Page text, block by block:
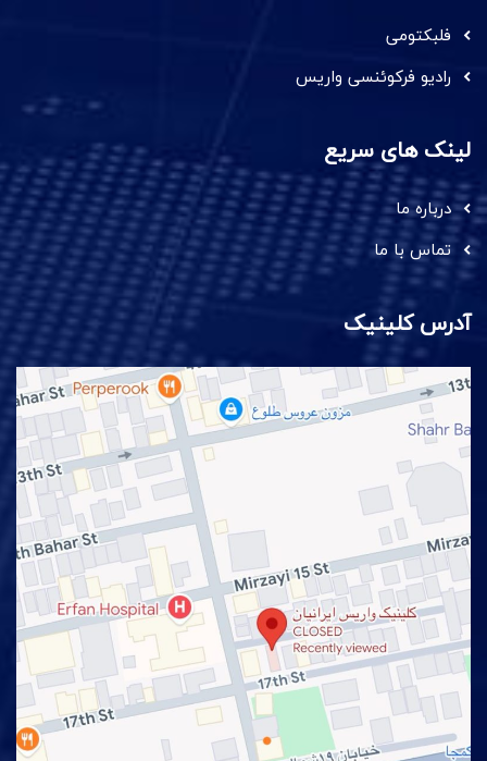
فلبکتومی
رادیو فرکوئنسی واریس
لینک های سریع
درباره ما
تماس با ما
آدرس کلینیک